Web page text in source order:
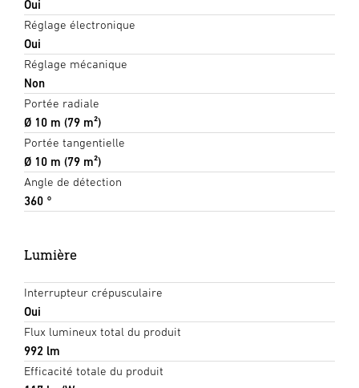
Oui
Réglage électronique
Oui
Réglage mécanique
Non
Portée radiale
Ø 10 m (79 m²)
Portée tangentielle
Ø 10 m (79 m²)
Angle de détection
360 °
Lumière
Interrupteur crépusculaire
Oui
Flux lumineux total du produit
992 lm
Efficacité totale du produit